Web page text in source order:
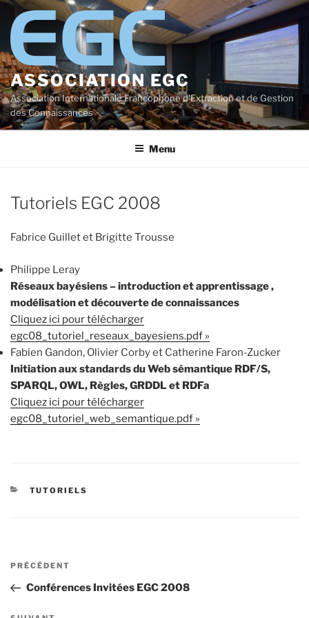
Aller
contenu
principal
ASSOCIATION EGC
Association Internationale Francophone d'Extraction et de Gestion
des Connaissances
Menu
Tutoriels EGC 2008
Fabrice Guillet et Brigitte Trousse
Philippe Leray
Réseaux bayésiens – introduction et apprentissage ,
modélisation et découverte de connaissances
Cliquez ici pour télécharger
egc08_tutoriel_reseaux_bayesiens.pdf »
Fabien Gandon, Olivier Corby et Catherine Faron-Zucker
Initiation aux standards du Web sémantique RDF/S,
SPARQL, OWL, Règles, GRDDL et RDFa
Cliquez ici pour télécharger
egc08_tutoriel_web_semantique.pdf »
CATÉGORIES
TUTORIELS
Navigation
l’article
Article
précédent
PRÉCÉDENT
Conférences Invitées EGC 2008